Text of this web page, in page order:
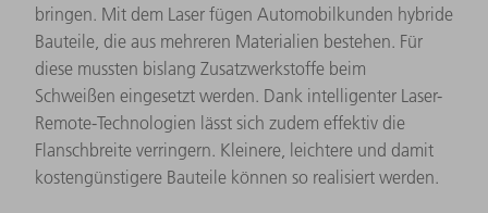
bringen. Mit dem Laser fügen Automobilkunden hybride
Bauteile, die aus mehreren Materialien bestehen. Für
diese mussten bislang Zusatzwerkstoffe beim
Schweißen eingesetzt werden. Dank intelligenter Laser-
Remote-Technologien lässt sich zudem effektiv die
Flanschbreite verringern. Kleinere, leichtere und damit
kostengünstigere Bauteile können so realisiert werden.